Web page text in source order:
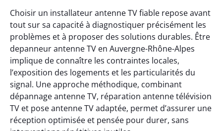
Choisir un installateur antenne TV fiable repose avant
tout sur sa capacité à diagnostiquer précisément les
problèmes et à proposer des solutions durables. Être
depanneur antenne TV en Auvergne-Rhône-Alpes
implique de connaître les contraintes locales,
l’exposition des logements et les particularités du
signal. Une approche méthodique, combinant
dépannage antenne TV, réparation antenne télévision
TV et pose antenne TV adaptée, permet d’assurer une
réception optimisée et pensée pour durer, sans